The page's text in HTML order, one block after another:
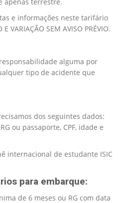
e informações neste tarifário
E VARIAÇÃO SEM AVISO PRÉVIO.
alguma por
tipo de acidente que
dos seguintes dados:
ou passaporte, CPF, idade e
internacional de estudante ISIC
para embarque:
de 6 meses ou RG com data